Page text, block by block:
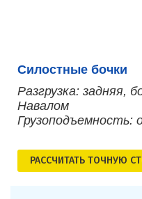
Силостные бочки
Разгрузка: задняя,
Навалом
Грузоподъемность:
РАСCЧИТАТЬ ТОЧНУЮ